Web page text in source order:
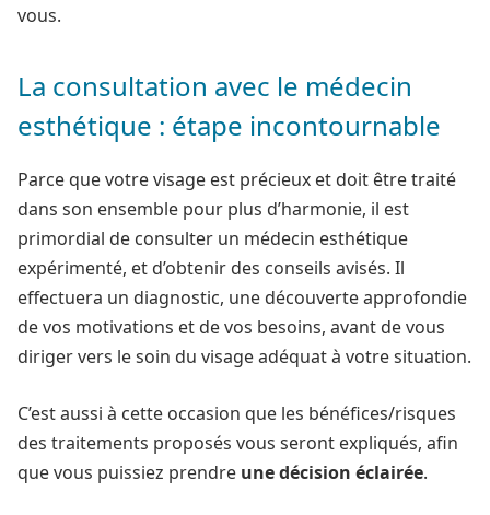
vous.
La consultation avec le médecin
esthétique : étape incontournable
Parce que votre visage est précieux et doit être traité
dans son ensemble pour plus d’harmonie, il est
primordial de consulter un médecin esthétique
expérimenté, et d’obtenir des conseils avisés. Il
effectuera un diagnostic, une découverte approfondie
de vos motivations et de vos besoins, avant de vous
diriger vers le soin du visage adéquat à votre situation.
C’est aussi à cette occasion que les bénéfices/risques
des traitements proposés vous seront expliqués, afin
que vous puissiez prendre une décision éclairée.